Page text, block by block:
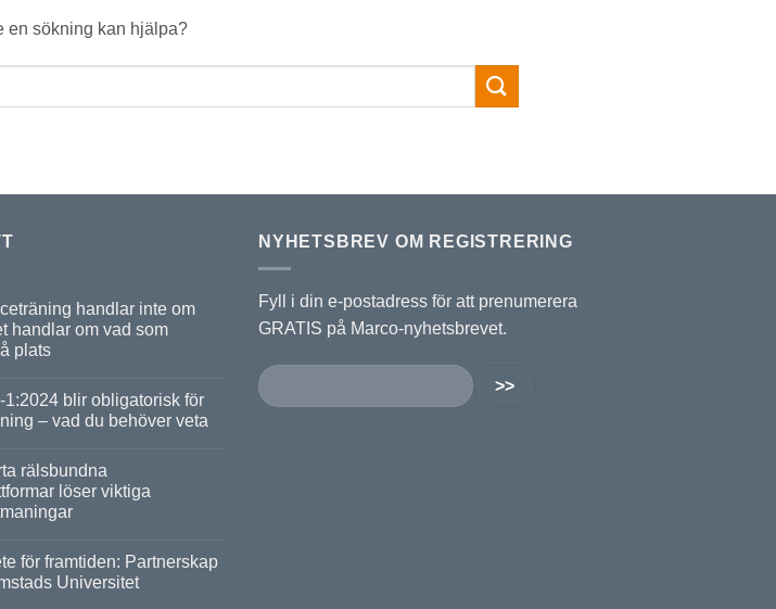
en sökning kan hjälpa?
handlar inte om
handlar om vad som
plats
1:2024 blir obligatorisk för
– vad du behöver veta
rälsbundna
löser viktiga
för framtiden: Partnerskap
Universitet
NYHETSBREV OM REGISTRERING
Fyll i din e-postadress för att prenumerera
GRATIS på Marco-nyhetsbrevet.